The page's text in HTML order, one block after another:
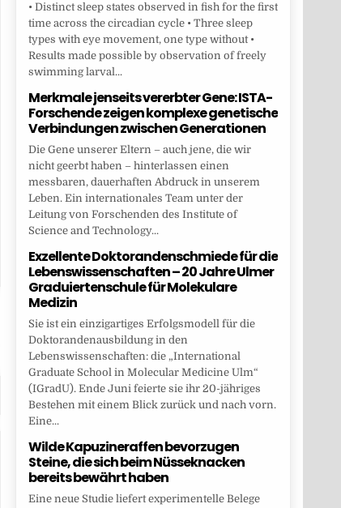
• Distinct sleep states observed in fish for the first
time across the circadian cycle • Three sleep
types with eye movement, one type without •
Results made possible by observation of freely
swimming larval...
Merkmale jenseits vererbter Gene: ISTA-
Forschende zeigen komplexe genetische
Verbindungen zwischen Generationen
Die Gene unserer Eltern – auch jene, die wir
nicht geerbt haben – hinterlassen einen
messbaren, dauerhaften Abdruck in unserem
Leben. Ein internationales Team unter der
Leitung von Forschenden des Institute of
Science and Technology...
Exzellente Doktorandenschmiede für die
Lebenswissenschaften – 20 Jahre Ulmer
Graduiertenschule für Molekulare
Medizin
Sie ist ein einzigartiges Erfolgsmodell für die
Doktorandenausbildung in den
Lebenswissenschaften: die „International
Graduate School in Molecular Medicine Ulm“
(IGradU). Ende Juni feierte sie ihr 20-jähriges
Bestehen mit einem Blick zurück und nach vorn.
Eine...
Wilde Kapuzineraffen bevorzugen
Steine, die sich beim Nüsseknacken
bereits bewährt haben
Eine neue Studie liefert experimentelle Belege